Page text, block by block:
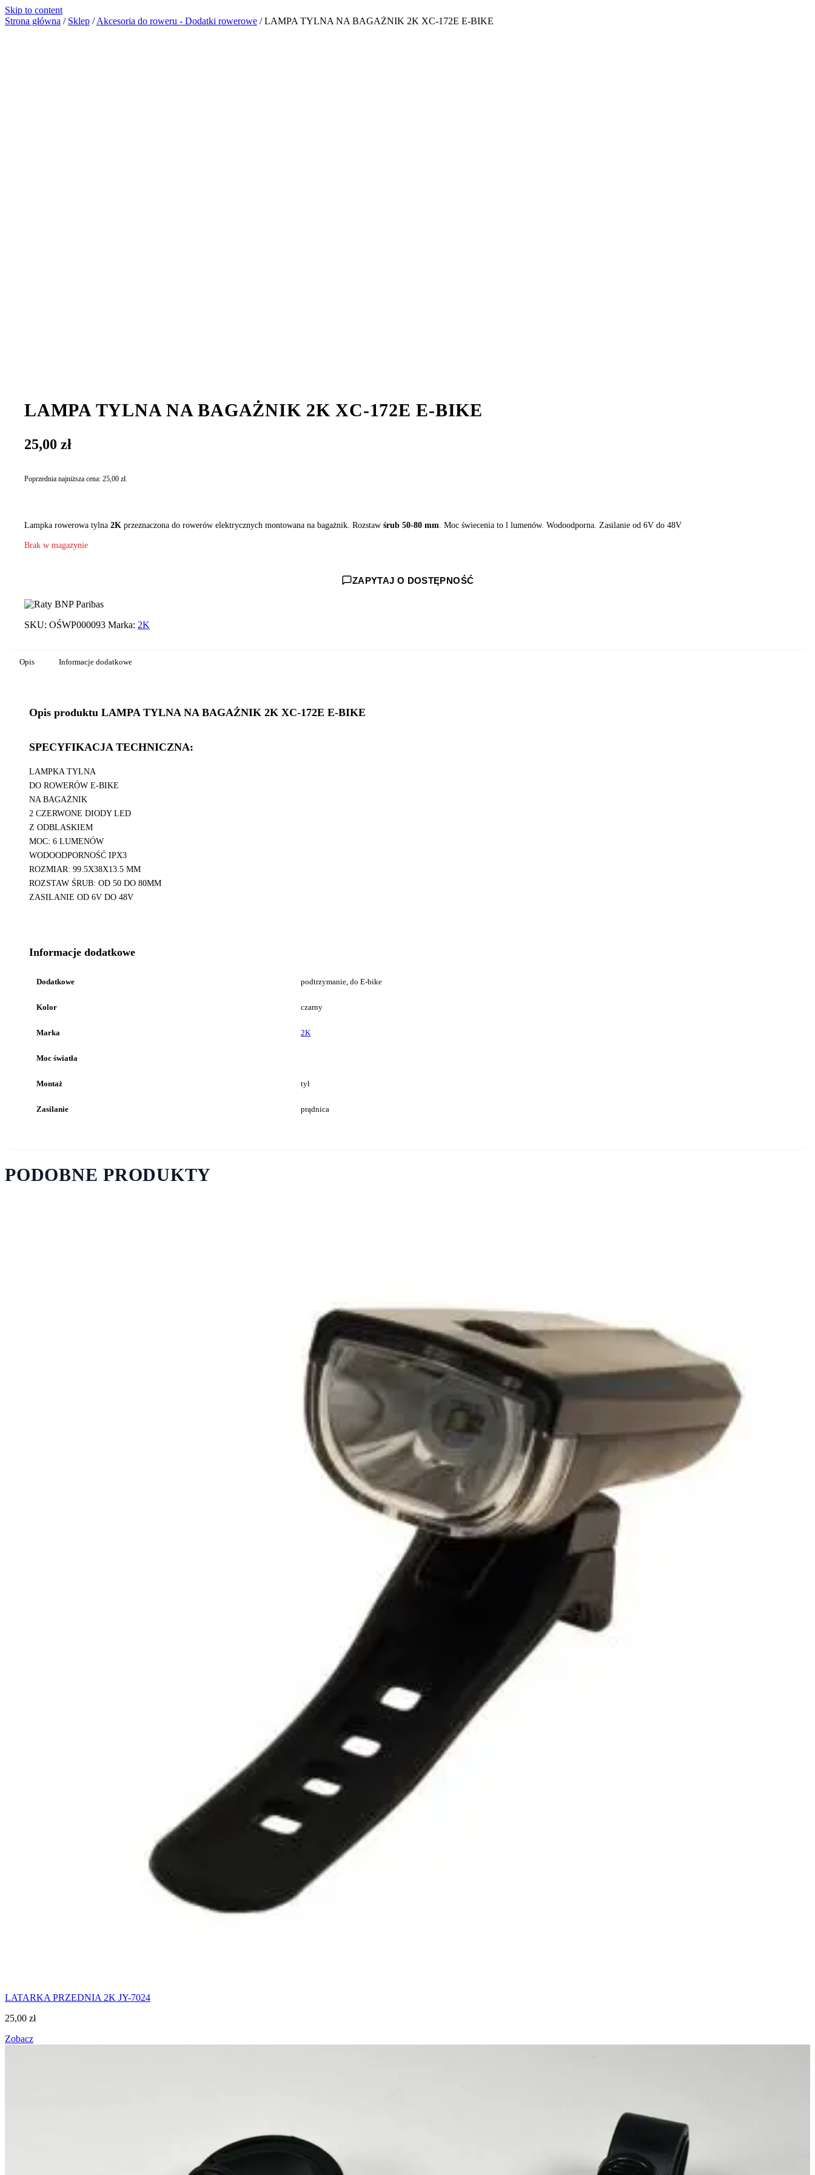
Skip to content
Strona główna / Sklep / Akcesoria do roweru - Dodatki rowerowe / LAMPA TYLNA NA BAGAŻNIK 2K XC-172E E-BIKE
LAMPA TYLNA NA BAGAŻNIK 2K XC-172E E-BIKE
25,00 zł
Poprzednia najniższa cena: 25,00 zł.
Lampka rowerowa tylna 2K przeznaczona do rowerów elektrycznych montowana na bagażnik. Rozstaw śrub 50-80 mm. Moc świecenia to l lumenów. Wodoodporna. Zasilanie od 6V do 48V
Brak w magazynie
ZAPYTAJ O DOSTĘPNOŚĆ
SKU: OŚWP000093 Marka: 2K
Opis Informacje dodatkowe
Opis produktu LAMPA TYLNA NA BAGAŻNIK 2K XC-172E E-BIKE
SPECYFIKACJA TECHNICZNA:
LAMPKA TYLNA
DO ROWERÓW E-BIKE
NA BAGAŻNIK
2 CZERWONE DIODY LED
Z ODBLASKIEM
MOC: 6 LUMENÓW
WODOODPORNOŚĆ IPX3
ROZMIAR: 99.5X38X13.5 MM
ROZSTAW ŚRUB: OD 50 DO 80MM
ZASILANIE OD 6V DO 48V
Informacje dodatkowe
Dodatkowe podtrzymanie, do E-bike
Kolor czarny
Marka 2K
Moc światła
Montaż tył
Zasilanie prądnica
PODOBNE PRODUKTY
LATARKA PRZEDNIA 2K JY-7024
25,00 zł
Zobacz